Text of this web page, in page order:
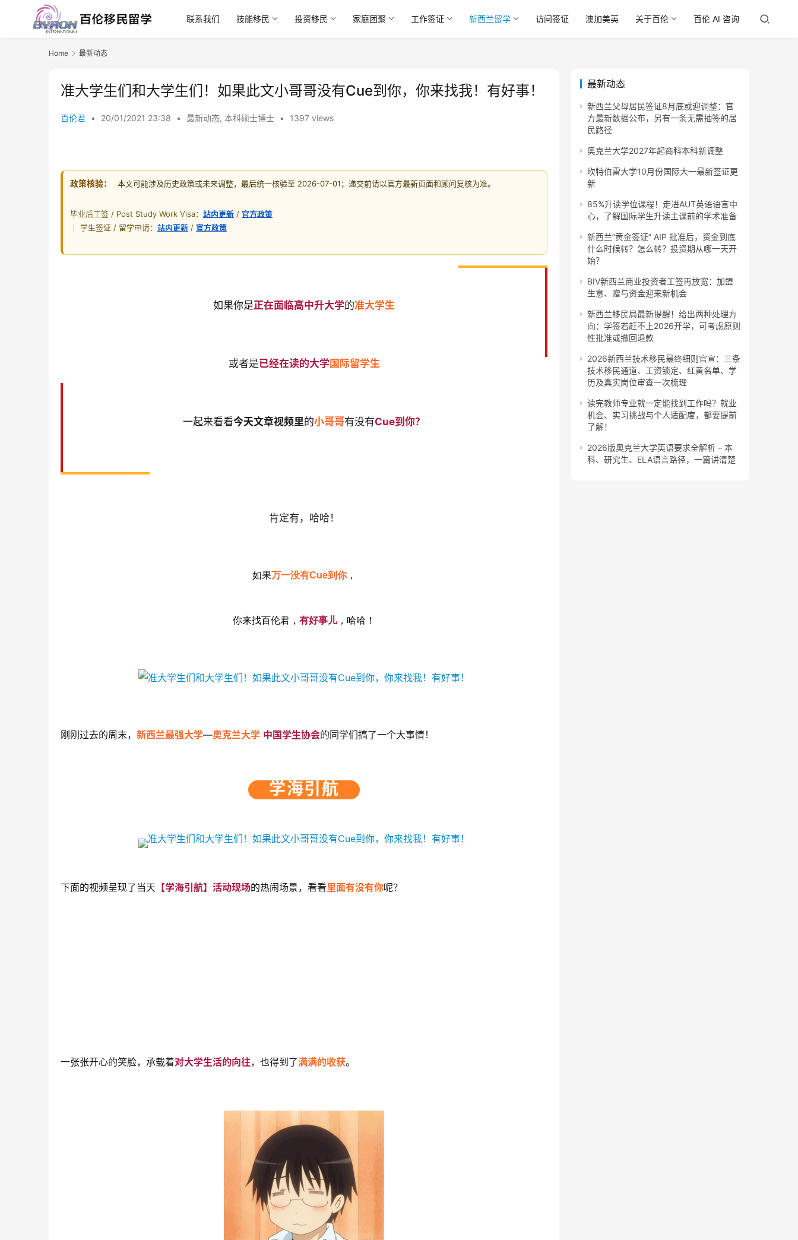
联系我们 技能移民 投资移民 家庭团聚 工作签证 新西兰留学 访问签证 澳加美英 关于百伦 百伦 AI 咨询
Home 最新动态
准大学生们和大学生们！如果此文小哥哥没有Cue到你，你来找我！有好事！
百伦君 • 20/01/2021 23:38 • 最新动态, 本科硕士博士 • 1397 views
政策核验： 本文可能涉及历史政策或未来调整，最后统一核验至 2026-07-01；递交前请以官方最新页面和顾问复核为准。
毕业后工签 / Post Study Work Visa： 站内更新 / 官方政策
｜ 学生签证 / 留学申请： 站内更新 / 官方政策
如果你是正在面临高中升大学的准大学生
或者是已经在读的大学国际留学生
一起来看看今天文章视频里的小哥哥有没有Cue到你？
肯定有，哈哈！
如果万一没有Cue到你，
你来找百伦君， 有好事儿，哈哈！
刚刚过去的周末， 新西兰最强大学—奥克兰大学 中国学生协会的同学们搞了一个大事情！
学海引航
下面的视频呈现了当天 【学海引航】活动现场的热闹场景，看看里面有没有你呢？
一张张开心的笑脸，承载着对大学生活的向往，也得到了满满的收获。
最新动态
新西兰父母居民签证8月底或迎调整：官
方最新数据公布，另有一条无需抽签的居
民路径
奥克兰大学2027年起商科本科新调整
坎特伯雷大学10月份国际大一最新签证更
新
85%升读学位课程！走进AUT英语语言中
心，了解国际学生升读主课前的学术准备
新西兰“黄金签证” AIP 批准后，资金到底
什么时候转？怎么转？投资期从哪一天开
始？
BIV新西兰商业投资者工签再放宽：加盟
生意、赠与资金迎来新机会
新西兰移民局最新提醒！给出两种处理方
向：学签若赶不上2026开学，可考虑原则
性批准或撤回退款
2026新西兰技术移民最终细则官宣：三条
技术移民通道、工资锁定、红黄名单、学
历及真实岗位审查一次梳理
读完教师专业就一定能找到工作吗？就业
机会、实习挑战与个人适配度，都要提前
了解！
2026版奥克兰大学英语要求全解析 – 本
科、研究生、ELA语言路径，一篇讲清楚